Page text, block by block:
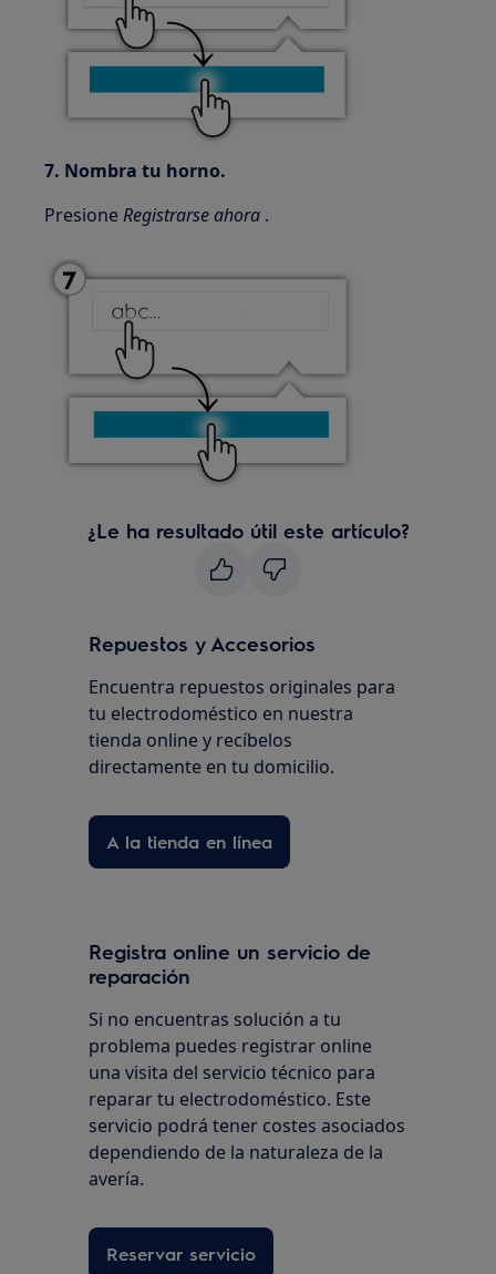
7. Nombra tu horno.
PresioneRegistrarse ahora .
¿Le ha resultado útil este artículo?
Repuestos y Accesorios
Encuentra repuestos originales para
tu electrodoméstico en nuestra
tienda online y recíbelos
directamente en tu domicilio.
A la tienda en línea
Registra online un servicio de
reparación
Si no encuentras solución a tu
problema puedes registrar online
una visita del servicio técnico para
reparar tu electrodoméstico. Este
servicio podrá tener costes asociados
dependiendo de la naturaleza de la
avería.
Reservar servicio